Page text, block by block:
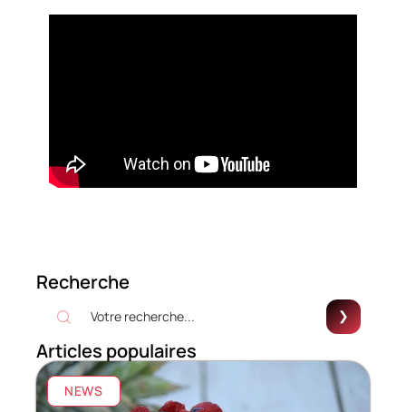
Recherche
Articles populaires
NEWS